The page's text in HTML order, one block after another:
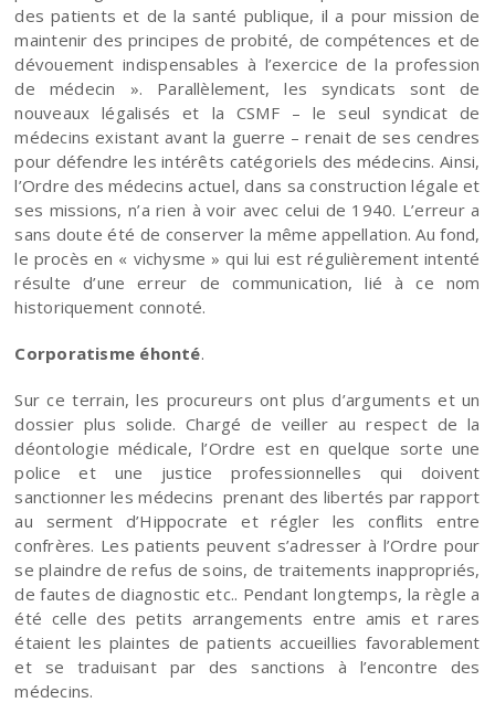
des patients et de la santé publique, il a pour mission de
maintenir des principes de probité, de compétences et de
dévouement indispensables à l’exercice de la profession
de médecin ». Parallèlement, les syndicats sont de
nouveaux légalisés et la CSMF – le seul syndicat de
médecins existant avant la guerre – renait de ses cendres
pour défendre les intérêts catégoriels des médecins. Ainsi,
l’Ordre des médecins actuel, dans sa construction légale et
ses missions, n’a rien à voir avec celui de 1940. L’erreur a
sans doute été de conserver la même appellation. Au fond,
le procès en « vichysme » qui lui est régulièrement intenté
résulte d’une erreur de communication, lié à ce nom
historiquement connoté.
Corporatisme éhonté.
Sur ce terrain, les procureurs ont plus d’arguments et un
dossier plus solide. Chargé de veiller au respect de la
déontologie médicale, l’Ordre est en quelque sorte une
police et une justice professionnelles qui doivent
sanctionner les médecins prenant des libertés par rapport
au serment d’Hippocrate et régler les conflits entre
confrères. Les patients peuvent s’adresser à l’Ordre pour
se plaindre de refus de soins, de traitements inappropriés,
de fautes de diagnostic etc.. Pendant longtemps, la règle a
été celle des petits arrangements entre amis et rares
étaient les plaintes de patients accueillies favorablement
et se traduisant par des sanctions à l’encontre des
médecins.